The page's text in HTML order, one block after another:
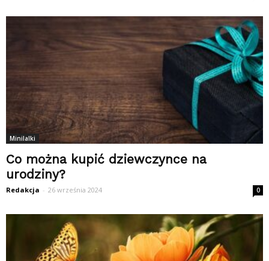
Minilalki
Co można kupić dziewczynce na
urodziny?
Redakcja - 26 września 2024 0